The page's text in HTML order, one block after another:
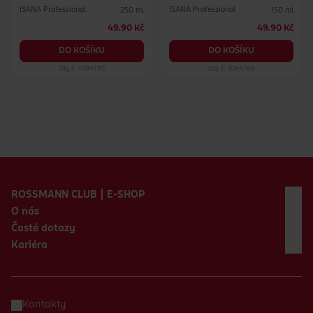
ISANA Professional 250 ml
49.90 Kč
DO KOŠÍKU
Obj. č.: 1084795
ISANA Professional 150 ml
49.90 Kč
DO KOŠÍKU
Obj. č.: 1084788
ROSSMANN CLUB | E-SHOP
O nás
Časté dotazy
Kariéra
Kontakty